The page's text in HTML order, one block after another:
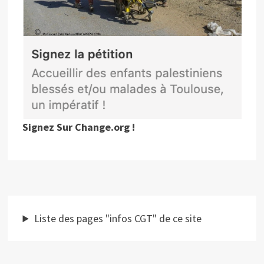
Signez Sur Change.org !
Liste des pages "infos CGT" de ce site